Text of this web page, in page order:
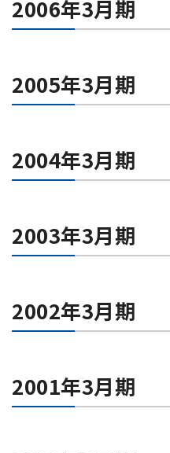
2006年3月期
2005年3月期
2004年3月期
2003年3月期
2002年3月期
2001年3月期